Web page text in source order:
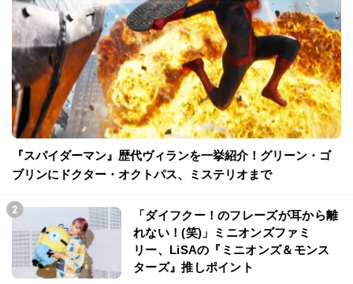
『スパイダーマン』歴代ヴィランを一挙紹介！グリーン・ゴ
ブリンにドクター・オクトパス、ミステリオまで
「ダイフクー！のフレーズが耳から離
れない！(笑)」ミニオンズファミ
リー、LiSAの『ミニオンズ＆モンス
ターズ』推しポイント